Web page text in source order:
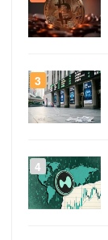
3
4